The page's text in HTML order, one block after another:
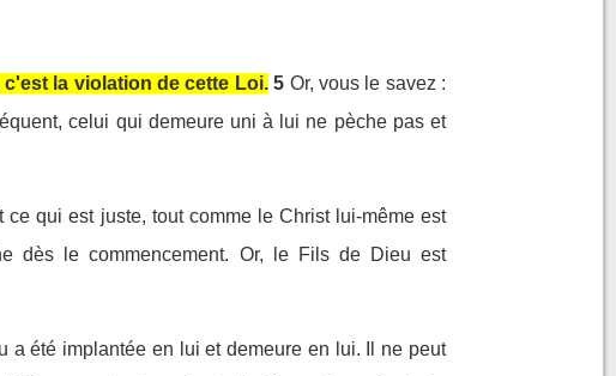
la violation de cette Loi. 5 Or, vous le savez :
celui qui demeure uni à lui ne pèche pas et
qui est juste, tout comme le Christ lui-même est
dès le commencement. Or, le Fils de Dieu est
été implantée en lui et demeure en lui. Il ne peut